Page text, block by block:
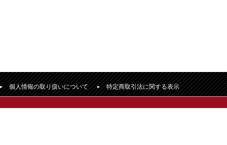
個人情報の取り扱いについて 特定商取引法に関する表示